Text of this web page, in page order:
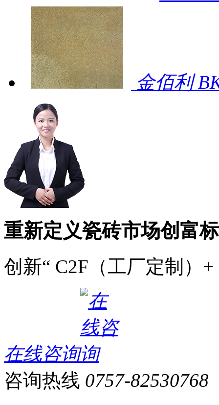
金佰利
重新定义瓷砖市场创富
创新“ C2F（工厂定制）
在线咨询
咨询热线 0757-82530768